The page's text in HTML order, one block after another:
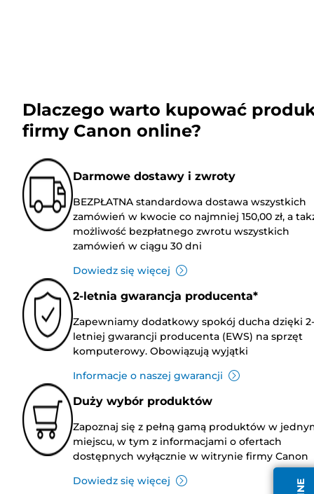
Dlaczego warto kupować
firmy Canon online?
Darmowe dostawy i zwroty
BEZPŁATNA standardowa dostawa wszystkich
zamówień w kwocie co najmniej 150,00 zł, a
możliwość bezpłatnego zwrotu wszystkich
zamówień w ciągu 30 dni
Dowiedz się więcej
2-letnia gwarancja producenta*
Zapewniamy dodatkowy spokój ducha dzięki 2-
letniej gwarancji producenta (EWS) na sprzęt
komputerowy. Obowiązują wyjątki
Informacje o naszej gwarancji
Duży wybór produktów
Zapoznaj się z pełną gamą produktów w
miejscu, w tym z informacjami o ofertach
dostępnych wyłącznie w witrynie firmy Canon
Dowiedz się więcej